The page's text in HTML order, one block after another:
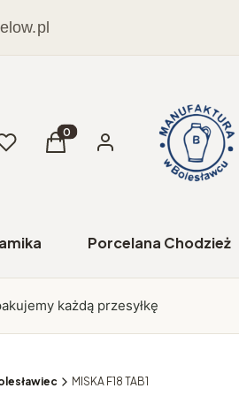
UlubioneProdukty w koszyku: 0.
Koszyk Zaloguj się
Porcelana Chodzież
każdą przesyłkę
MISKA F18 TAB1